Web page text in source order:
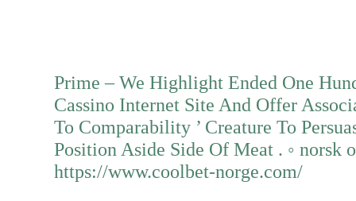
Prime – We Highlight Ended One
Cassino Internet Site And Offer
To Comparability ’ Creature To
Position Aside Side Of Meat . ◦ norsk
https://www.coolbet-norge.com/